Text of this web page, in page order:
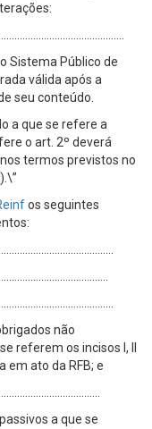
Sistema Público de
válida após a
seu conteúdo.
a que se refere a
o art. 2º deverá
termos previstos no
os seguintes
não
referem os incisos I, II
em ato da RFB; e
a que se